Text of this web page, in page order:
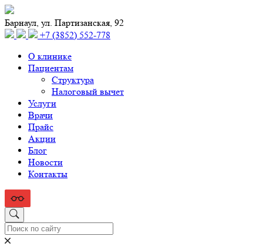
Барнаул, ул. Партизанская, 92
+7 (3852) 552‑778
О клинике
Пациентам
Структура
Налоговый вычет
Услуги
Врачи
Прайс
Акции
Блог
Новости
Контакты